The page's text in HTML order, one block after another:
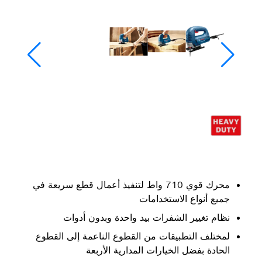
محرك قوي 710 واط لتنفيذ أعمال قطع سريعة في
جميع أنواع الاستخدامات
نظام تغيير الشفرات بيد واحدة وبدون أدوات
لمختلف التطبيقات من القطوع الناعمة إلى القطوع
الحادة بفضل الخيارات المدارية الأربعة